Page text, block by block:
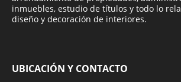
inmuebles, estudio de títulos y todo lo
diseño y decoración de interiores.
UBICACIÓN Y CONTACTO